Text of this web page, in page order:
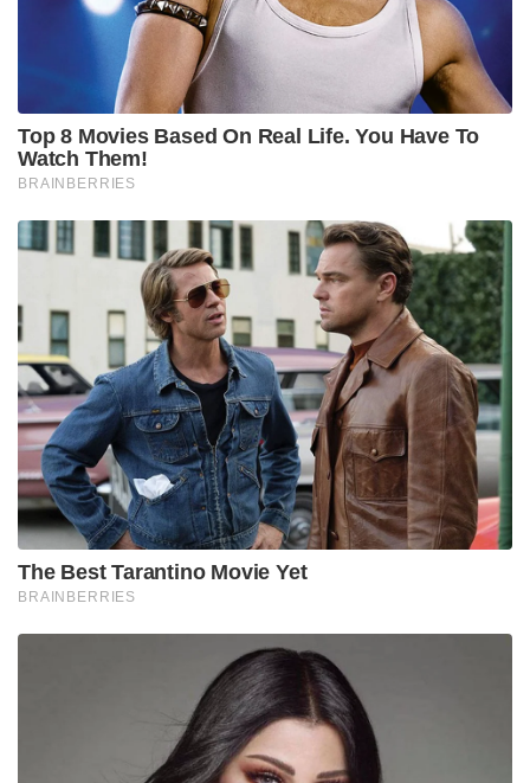
Top 8 Movies Based On Real Life. You Have To
Watch Them!
BRAINBERRIES
The Best Tarantino Movie Yet
BRAINBERRIES